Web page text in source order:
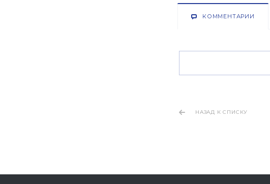
КОММЕНТАРИИ
НАЗАД К СПИСКУ